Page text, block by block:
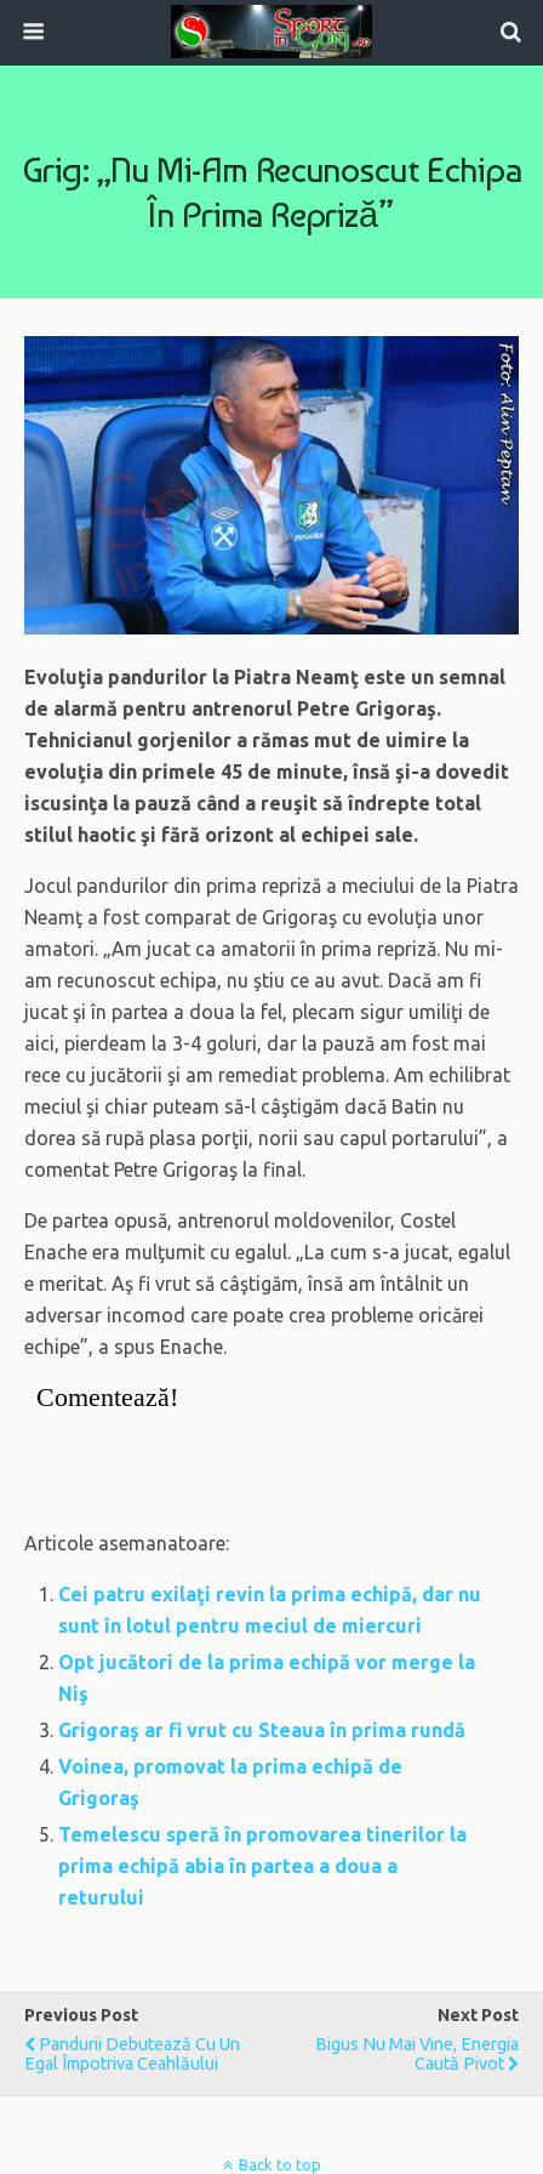
Grig: „Nu Mi-Am Recunoscut Echipa
În Prima Repriză”
Evoluţia pandurilor la Piatra Neamţ este un semnal
de alarmă pentru antrenorul Petre Grigoraş.
Tehnicianul gorjenilor a rămas mut de uimire la
evoluţia din primele 45 de minute, însă şi-a dovedit
iscusinţa la pauză când a reuşit să îndrepte total
stilul haotic şi fără orizont al echipei sale.
Jocul pandurilor din prima repriză a meciului de la Piatra
Neamţ a fost comparat de Grigoraş cu evoluţia unor
amatori. „Am jucat ca amatorii în prima repriză. Nu mi-
am recunoscut echipa, nu ştiu ce au avut. Dacă am fi
jucat şi în partea a doua la fel, plecam sigur umiliţi de
aici, pierdeam la 3-4 goluri, dar la pauză am fost mai
rece cu jucătorii şi am remediat problema. Am echilibrat
meciul şi chiar puteam să-l câştigăm dacă Batin nu
dorea să rupă plasa porţii, norii sau capul portarului”, a
comentat Petre Grigoraş la final.
De partea opusă, antrenorul moldovenilor, Costel
Enache era mulţumit cu egalul. „La cum s-a jucat, egalul
e meritat. Aş fi vrut să câştigăm, însă am întâlnit un
adversar incomod care poate crea probleme oricărei
echipe”, a spus Enache.
Comentează!
Articole asemanatoare:
Cei patru exilaţi revin la prima echipă, dar nu
sunt în lotul pentru meciul de miercuri
Opt jucători de la prima echipă vor merge la
Niş
Grigoraş ar fi vrut cu Steaua în prima rundă
Voinea, promovat la prima echipă de
Grigoraş
Temelescu speră în promovarea tinerilor la
prima echipă abia în partea a doua a
returului
Previous Post
Pandurii Debutează Cu Un
Egal Împotriva Ceahlăului
Next Post
Bigus Nu Mai Vine, Energia
Caută Pivot
Back to top